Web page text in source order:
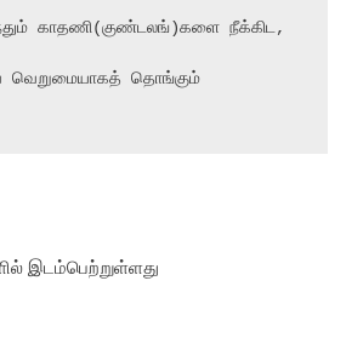
காதணி(குண்டலங்)களை நீக்கிட,
வெறுமையாகத் தொங்கும்
இடம்பெற்றுள்ளது